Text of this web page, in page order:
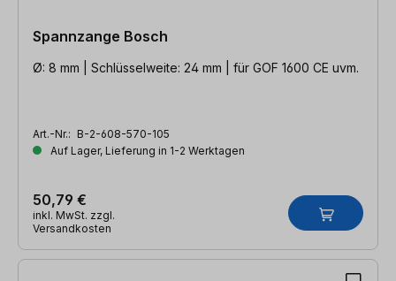
Spannzange Bosch
Ø: 8 mm | Schlüsselweite: 24 mm | für GOF 1600 CE uvm.
Art.-Nr.: B-2-608-570-105
Auf Lager, Lieferung in 1-2 Werktagen
50,79 €
inkl. MwSt. zzgl.
Versandkosten